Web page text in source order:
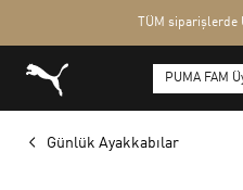
Günlük Ayakkabılar